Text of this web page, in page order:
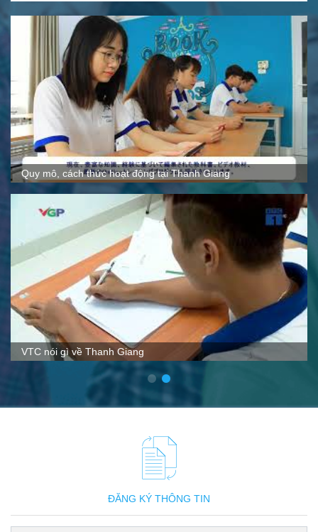
Hoạt động ngoại khóa tại Thanh Giang
Hoạt động ngoại khóa tại Thanh Giang
ĐĂNG KÝ THÔNG TIN